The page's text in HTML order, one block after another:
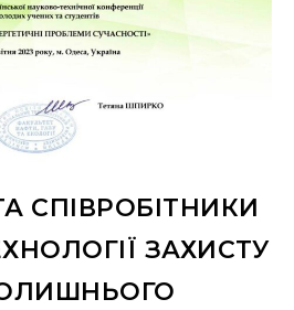
СПІВРОБІТНИКИ
ЗАХИСТУ